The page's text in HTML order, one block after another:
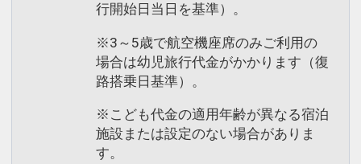
行開始日当日を基準）。
※3～5歳で航空機座席のみご利用の
場合は幼児旅行代金がかかります（復
路搭乗日基準）。
※こども代金の適用年齢が異なる宿泊
施設または設定のない場合がありま
す。